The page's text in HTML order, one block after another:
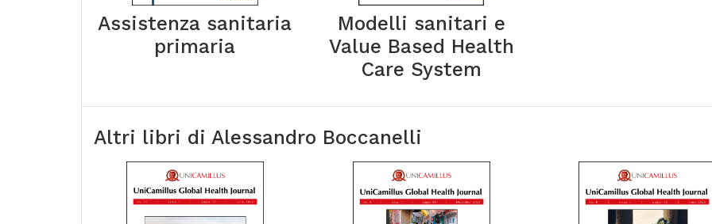
Assistenza sanitaria
primaria
Modelli sanitari e
Value Based Health
Care System
Altri libri di Alessandro Boccanelli